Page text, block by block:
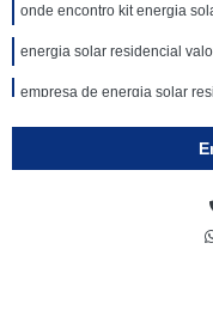
onde encontro kit energia
energia solar residencial
empresa de energia solar
onde encontro kit energia
energia solar fotovoltaica